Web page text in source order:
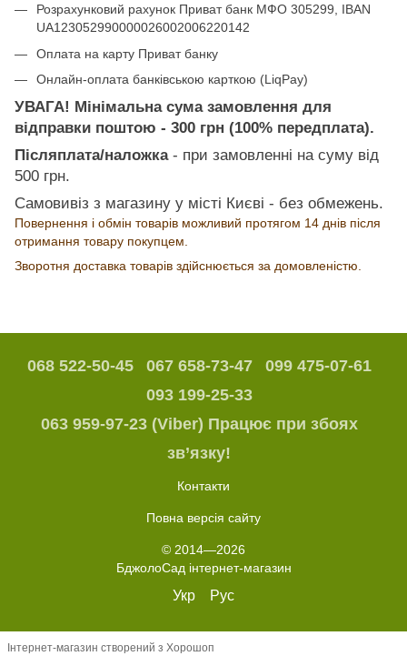
Розрахунковий рахунок Приват банк МФО 305299, IBAN
UA123052990000026002006220142
Оплата на карту Приват банку
Онлайн-оплата банківською карткою (LiqPay)
УВАГА! Мінімальна сума замовлення для
відправки поштою - 300 грн (100% передплата).
Післяплата/наложка- при замовленні на суму від
500 грн.
Самовивіз з магазину у місті Києві - без обмежень.
Повернення і обмін товарів можливий протягом 14 днів після
отримання товару покупцем.
Зворотня доставка товарів здійснюється за домовленістю.
068 522-50-45 067 658-73-47
099 475-07-61
093 199-25-33
063 959-97-23 (Viber) Працює при збоях
зв’язку!
Контакти
Повна версія сайту
© 2014—2026
БджолоСад інтернет-магазин
Укр Рус
Інтернет-магазин створений з Хорошоп